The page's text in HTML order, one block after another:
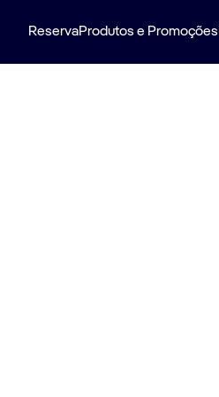
ReservaProdutos e Promoções